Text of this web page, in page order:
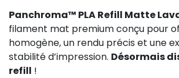
Panchroma™ PLA Refill Matte
filament mat premium conçu pour
homogène, un rendu précis et une
stabilité d’impression. Désormais
refill !